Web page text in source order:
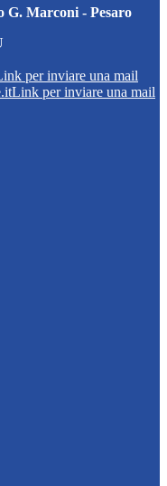
G. Marconi - Pesaro
per inviare una mail
Link per inviare una mail